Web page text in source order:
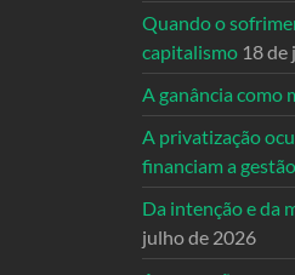
Quando o
capitalismo 18 de
A ganância como
A privatização
financiam a
Da intenção e da
julho de 2026